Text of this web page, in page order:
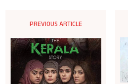
PREVIOUS ARTICLE